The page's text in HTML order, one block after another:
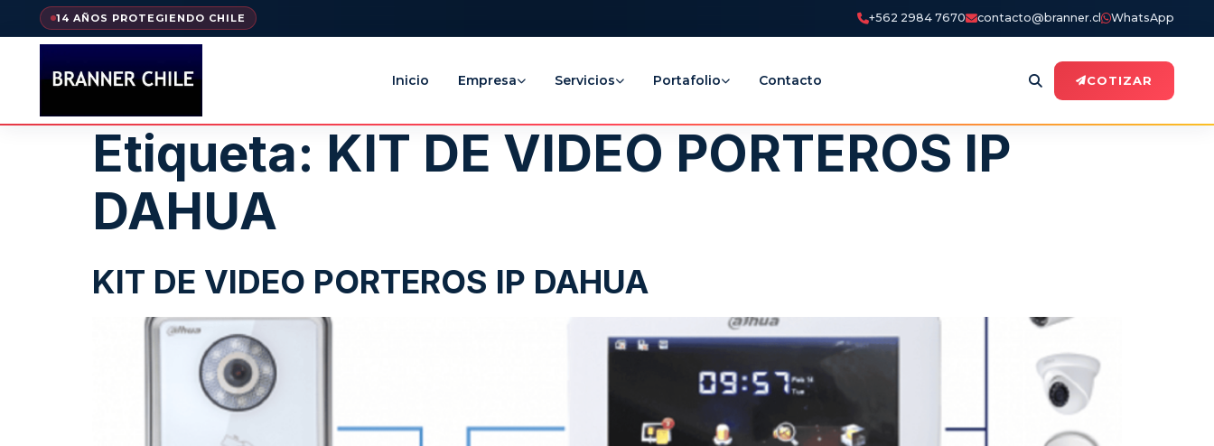
14 AÑOS PROTEGIENDO CHILE +562 2984 7670 contacto@branner.cl WhatsApp
Inicio Empresa Servicios Portafolio Contacto COTIZAR
Etiqueta: KIT DE VIDEO PORTEROS IP
DAHUA
KIT DE VIDEO PORTEROS IP DAHUA